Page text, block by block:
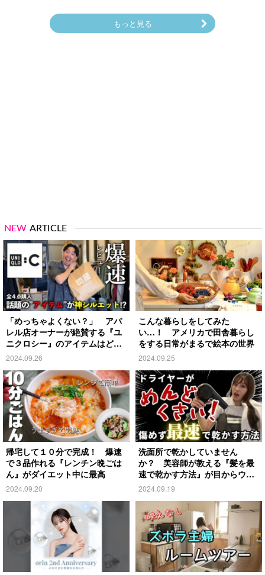
もっと見る
NEW ARTICLE
「めっちゃよくない？」 アパ
レル店オーナーが絶賛する『ユ
ニクロシー』のアイテムはど
れ？
2024.09.26
こんな暮らしをしてみた
い…！ アメリカで田舎暮らし
をする日常がまるで絵本の世界
2024.09.25
帰宅して１０分で完成！ 爆速
で３品作れる『レンチン晩ごは
ん』がダイエット中に最高
2024.09.20
洗面所で乾かしていません
か？ 美容師が教える『髪を最
速で乾かす方法』が目からウロ
コ
2024.09.19